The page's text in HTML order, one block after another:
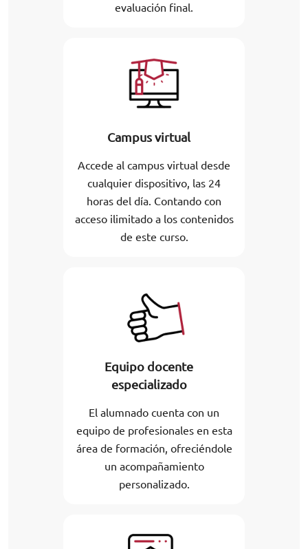
evaluación final.
Campus virtual
Accede al campus virtual desde
cualquier dispositivo, las 24
horas del día. Contando con
acceso ilimitado a los contenidos
de este curso.
Equipo docente
especializado
El alumnado cuenta con un
equipo de profesionales en esta
área de formación, ofreciéndole
un acompañamiento
personalizado.